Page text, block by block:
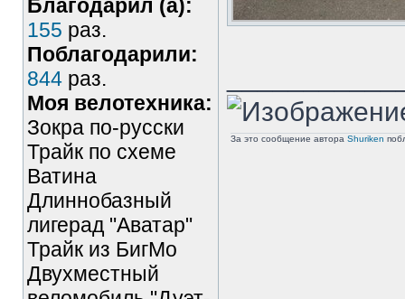
Благодарил (а):
155 раз.
Поблагодарили:
844 раз.
Моя велотехника:
Зокра по-русски
Трайк по схеме
Ватина
Длиннобазный
лигерад "Аватар"
Трайк из БигМо
Двухместный
За это сообщение автора Shuriken